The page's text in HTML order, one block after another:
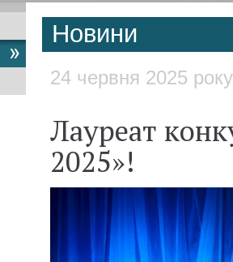
Новини
24 червня 2025 року
Лауреат
2025»!